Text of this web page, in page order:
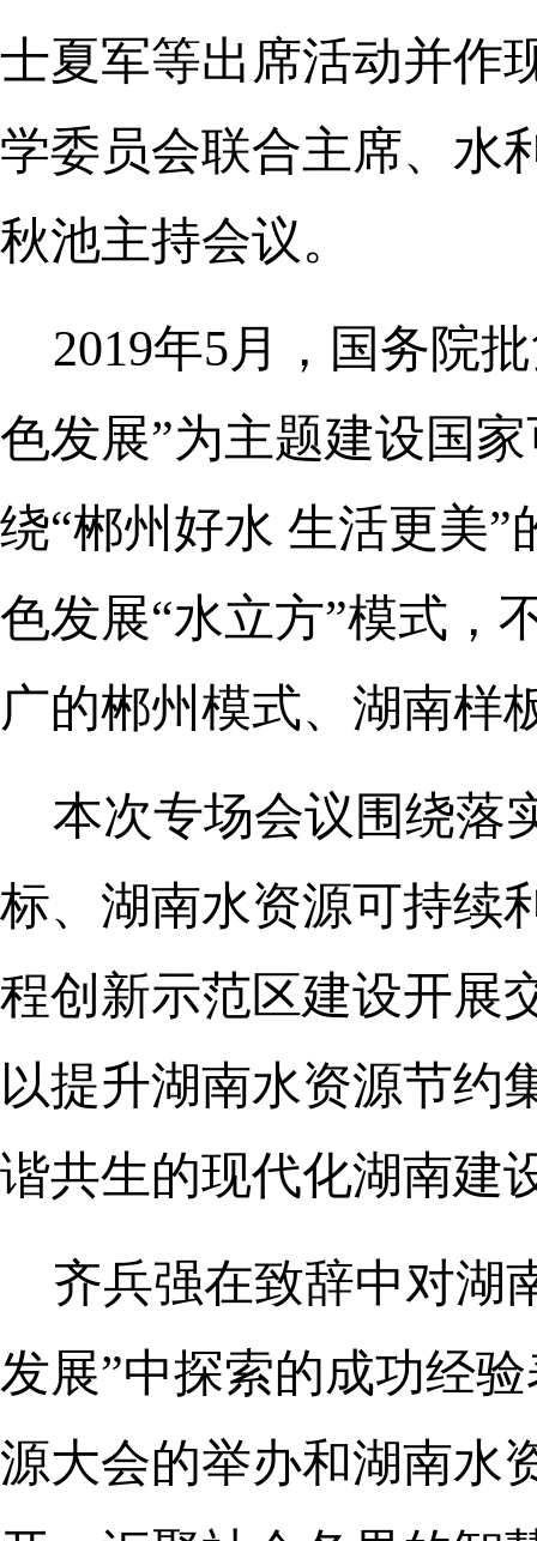
士夏军等出席活动并作
学委员会联合主席、水
秋池主持会议。
2019年5月，国务院
色发展”为主题建设国
绕“郴州好水 生活更美
色发展“水立方”模式，
广的郴州模式、湖南样
本次专场会议围绕落
标、湖南水资源可持续
程创新示范区建设开展
以提升湖南水资源节约
谐共生的现代化湖南建
齐兵强在致辞中对湖
发展”中探索的成功经
源大会的举办和湖南水